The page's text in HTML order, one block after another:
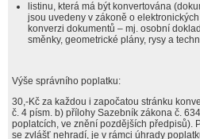
listinu, která má být konvertována
jsou uvedeny v zákoně o
konverzi dokumentů – mj. osobní
směnky, geometrické plány, rysy a
Výše správního poplatku:
30,-Kč za každou i započatou stránku
č. 4 písm. b) přílohy Sazebník zákona č.
poplatcích, ve znění pozdějších předpisů).
se zvlášť nehradí, je v rámci úhrady